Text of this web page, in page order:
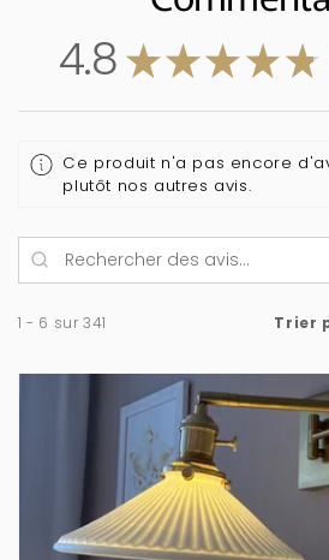
4.8 ★★★★★
Ce produit n'a pas encore
plutôt nos autres avis.
1 - 6 sur 341 Trier